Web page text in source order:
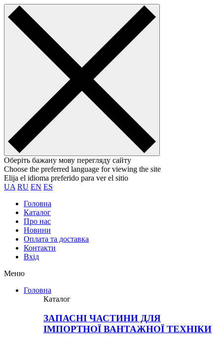
Оберіть бажану мову перегляду сайту
Choose the preferred language for viewing the site
Elija el idioma preferido para ver el sitio
UA RU EN ES
Головна
Каталог
Про нас
Новини
Оплата та доставка
Контакти
Вхiд
Меню
Головна
Каталог
ЗАПАСНІ ЧАСТИНИ ДЛЯ
ІМПОРТНОЇ ВАНТАЖНОЇ ТЕХНІКИ